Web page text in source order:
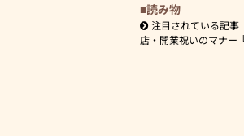
読み物
注目されている記事
店・開業祝いのマナー